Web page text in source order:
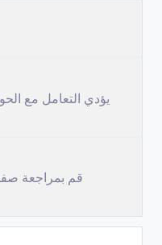
يؤدي التعامل مع
قم بمراجعة